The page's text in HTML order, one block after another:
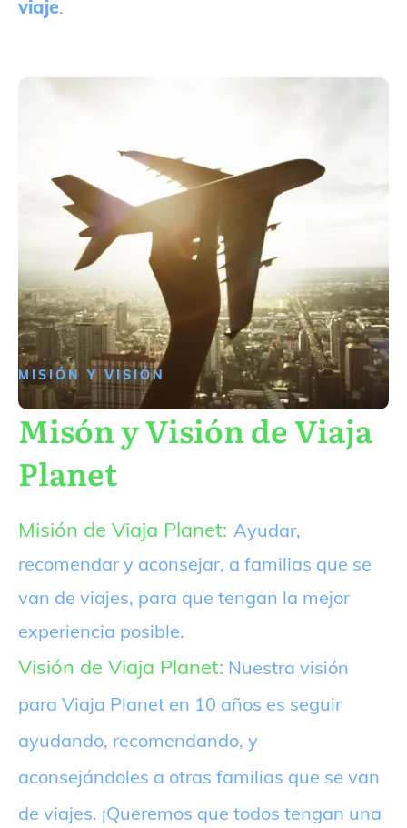
viaje.
MISIÓN Y VISIÓN
Misón y Visión de Viaja
Planet
Misión de Viaja Planet: Ayudar,
recomendar y aconsejar, a familias que se
van de viajes, para que tengan la mejor
experiencia posible.
Visión de Viaja Planet: Nuestra visión
para Viaja Planet en 10 años es seguir
ayudando, recomendando, y
aconsejándoles a otras familias que se van
de viajes. ¡Queremos que todos tengan una